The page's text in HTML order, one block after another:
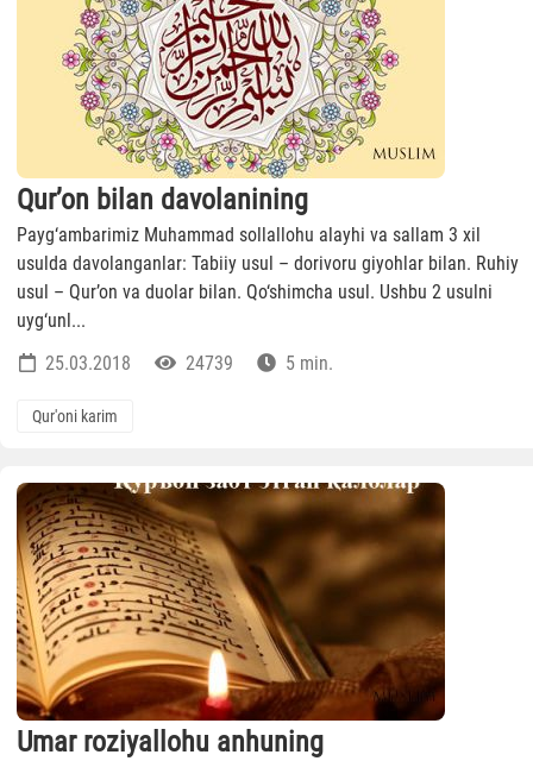
Qur’on bilan davolanining
Payg‘ambarimiz Muhammad sollallohu alayhi va sallam 3 xil
usulda davolanganlar: Tabiiy usul – dorivoru giyohlar bilan. Ruhiy
usul – Qur’on va duolar bilan. Qo‘shimcha usul. Ushbu 2 usulni
uyg‘unl...
25.03.2018
24739 5 min.
Qur'oni karim
Umar roziyallohu anhuning